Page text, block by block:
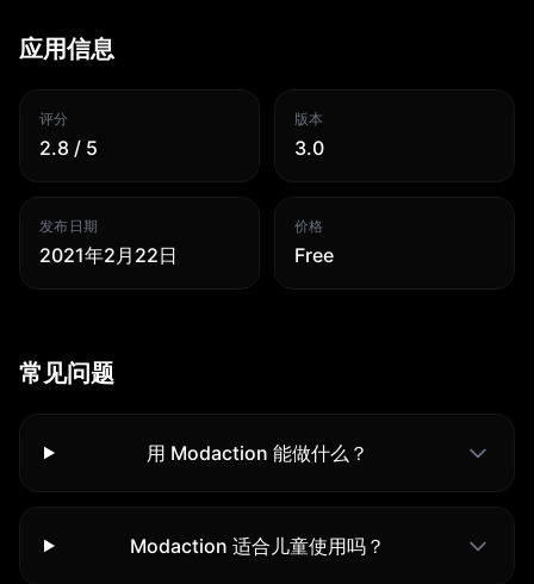
应用信息
评分
2.8 / 5
版本
3.0
发布日期
2021年2月22日
价格
Free
常见问题
用 Modaction 能做什么？
Modaction 适合儿童使用吗？